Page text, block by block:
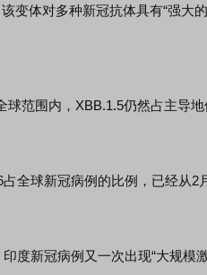
体对多种新冠抗体具有“强大的
范围内，XBB.1.5仍然占主导地
球新冠病例的比例，已经从2
新冠病例又一次出现“大规模